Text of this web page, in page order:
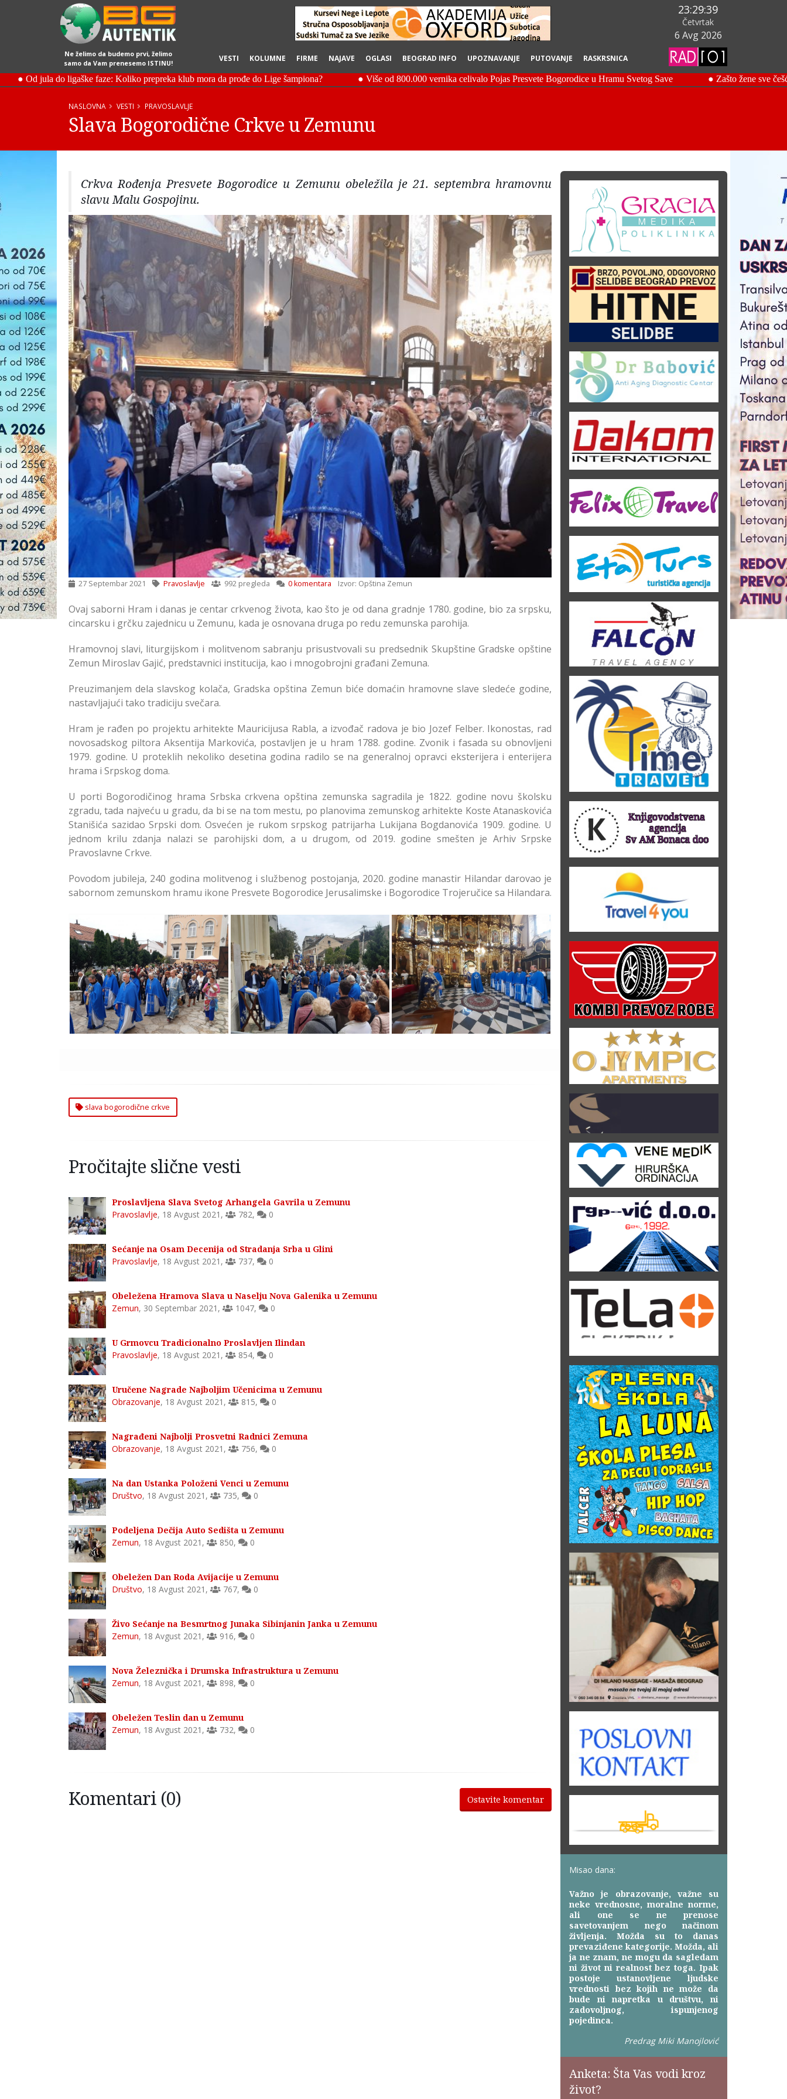
Ne želimo da budemo prvi, želimo
samo da Vam prenesemo ISTINU!
VESTI KOLUMNE FIRME NAJAVE OGLASI BEOGRAD INFO UPOZNAVANJE PUTOVANJE RASKRSNICA
23:29:40
Četvrtak
6 Avg 2026
NASLOVNA VESTI PRAVOSLAVLJE
Slava Bogorodične Crkve u Zemunu
Crkva Rođenja Presvete Bogorodice u Zemunu obeležila je 21. septembra hramovnu
slavu Malu Gospojinu.
27 Septembar 2021 Pravoslavlje 992 pregleda 0 komentara Izvor: Opština Zemun
Ovaj saborni Hram i danas je centar crkvenog života, kao što je od dana gradnje 1780. godine, bio za srpsku,
cincarsku i grčku zajednicu u Zemunu, kada je osnovana druga po redu zemunska parohija.
Hramovnoj slavi, liturgijskom i molitvenom sabranju prisustvovali su predsednik Skupštine Gradske opštine
Zemun Miroslav Gajić, predstavnici institucija, kao i mnogobrojni građani Zemuna.
Preuzimanjem dela slavskog kolača, Gradska opština Zemun biće domaćin hramovne slave sledeće godine,
nastavljajući tako tradiciju svečara.
Hram je rađen po projektu arhitekte Mauricijusa Rabla, a izvođač radova je bio Jozef Felber. Ikonostas, rad
novosadskog piltora Aksentija Markovića, postavljen je u hram 1788. godine. Zvonik i fasada su obnovljeni
1979. godine. U proteklih nekoliko desetina godina radilo se na generalnoj opravci eksterijera i enterijera
hrama i Srpskog doma.
U porti Bogorodičinog hrama Srbska crkvena opština zemunska sagradila je 1822. godine novu školsku
zgradu, tada najveću u gradu, da bi se na tom mestu, po planovima zemunskog arhitekte Koste Atanaskovića
Stanišića sazidao Srpski dom. Osvećen je rukom srpskog patrijarha Lukijana Bogdanovića 1909. godine. U
jednom krilu zdanja nalazi se parohijski dom, a u drugom, od 2019. godine smešten je Arhiv Srpske
Pravoslavne Crkve.
Povodom jubileja, 240 godina molitvenog i službenog postojanja, 2020. godine manastir Hilandar darovao je
sabornom zemunskom hramu ikone Presvete Bogorodice Jerusalimske i Bogorodice Trojeručice sa Hilandara.
Slava Bogorodične Crkve u
Zemunu
Slava Bogorodične Crkve
Zemun
Slava Bogorodične Crkve
slava bogorodične crkve
Pročitajte slične vesti
Proslavljena Slava Svetog Arhangela Gavrila u Zemunu
Pravoslavlje, 18 Avgust 2021 , 782, 0
Sećanje na Osam Decenija od Stradanja Srba u Glini
Pravoslavlje, 18 Avgust 2021 , 737, 0
Obeležena Hramova Slava u Naselju Nova Galenika u Zemunu
Zemun, 30 Septembar 2021 , 1047, 0
U Grmovcu Tradicionalno Proslavljen Ilindan
Pravoslavlje, 18 Avgust 2021 , 854, 0
Uručene Nagrade Najboljim Učenicima u Zemunu
Obrazovanje, 18 Avgust 2021 , 815, 0
Nagrađeni Najbolji Prosvetni Radnici Zemuna
Obrazovanje, 18 Avgust 2021 , 756, 0
Na dan Ustanka Položeni Venci u Zemunu
Društvo, 18 Avgust 2021 , 735, 0
Podeljena Dečija Auto Sedišta u Zemunu
Zemun, 18 Avgust 2021 , 850, 0
Obeležen Dan Roda Avijacije u Zemunu
Društvo, 18 Avgust 2021 , 767, 0
Živo Sećanje na Besmrtnog Junaka Sibinjanin Janka u Zemunu
Zemun, 18 Avgust 2021 , 916, 0
Nova Železnička i Drumska Infrastruktura u Zemunu
Zemun, 18 Avgust 2021 , 898, 0
Obeležen Teslin dan u Zemunu
Zemun, 18 Avgust 2021 , 732, 0
Komentari (0) Ostavite komentar
Misao dana:
Važno je obrazovanje, važne su
neke vrednosne, moralne norme,
ali one se ne prenose
savetovanjem nego načinom
življenja. Možda su to danas
prevaziđene kategorije. Možda, ali
ja ne znam, ne mogu da sagledam
ni život ni realnost bez toga. Ipak
postoje ustanovljene ljudske
vrednosti bez kojih ne može da
bude ni napretka u društvu, ni
zadovoljnog, ispunjenog
pojedinca.
Predrag Miki Manojlović
Anketa: Šta Vas vodi kroz
život?